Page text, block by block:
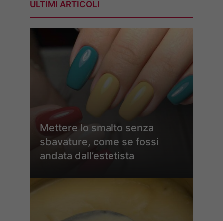
ULTIMI ARTICOLI
Mettere lo smalto senza
sbavature, come se fossi
andata dall’estetista